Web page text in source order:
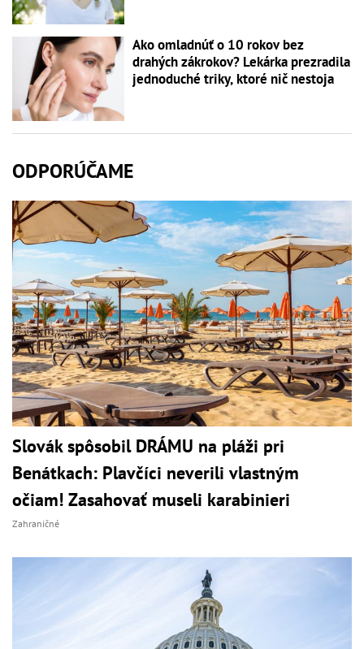
Ako omladnúť o 10 rokov bez
drahých zákrokov? Lekárka prezradila
jednoduché triky, ktoré nič nestoja
ODPORÚČAME
Slovák spôsobil DRÁMU na pláži pri
Benátkach: Plavčíci neverili vlastným
očiam! Zasahovať museli karabinieri
Zahraničné